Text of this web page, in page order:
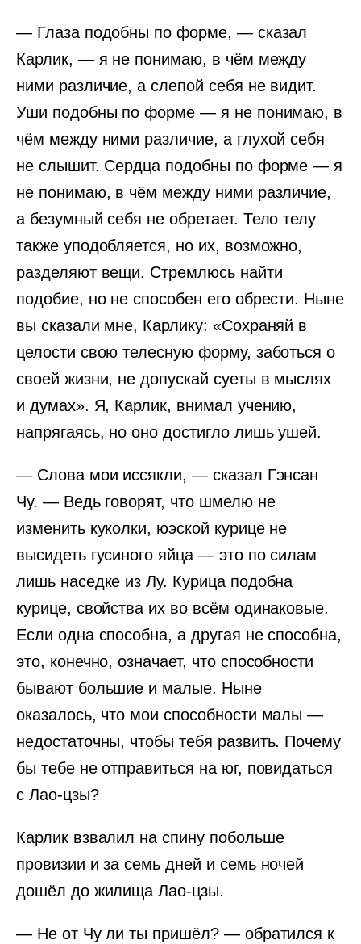
— Глаза подобны по форме, — сказал
Карлик, — я не понимаю, в чём между
ними различие, а слепой себя не видит.
Уши подобны по форме — я не понимаю, в
чём между ними различие, а глухой себя
не слышит. Сердца подобны по форме — я
не понимаю, в чём между ними различие,
а безумный себя не обретает. Тело телу
также уподобляется, но их, возможно,
разделяют вещи. Стремлюсь найти
подобие, но не способен его обрести. Ныне
вы сказали мне, Карлику: «Сохраняй в
целости свою телесную форму, заботься о
своей жизни, не допускай суеты в мыслях
и думах». Я, Карлик, внимал учению,
напрягаясь, но оно достигло лишь ушей.
— Слова мои иссякли, — сказал Гэнсан
Чу. — Ведь говорят, что шмелю не
изменить куколки, юэской курице не
высидеть гусиного яйца — это по силам
лишь наседке из Лу. Курица подобна
курице, свойства их во всём одинаковые.
Если одна способна, а другая не способна,
это, конечно, означает, что способности
бывают большие и малые. Ныне
оказалось, что мои способности малы —
недостаточны, чтобы тебя развить. Почему
бы тебе не отправиться на юг, повидаться
с Лао-цзы?
Карлик взвалил на спину побольше
провизии и за семь дней и семь ночей
дошёл до жилища Лао-цзы.
— Не от Чу ли ты пришёл? — обратился к